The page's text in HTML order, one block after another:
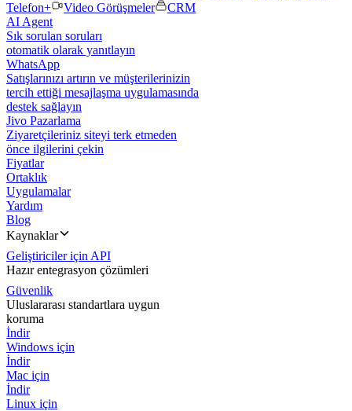
Telefon+
Video Görüşmeler
CRM
AI Agent
Sık sorulan soruları
otomatik olarak yanıtlayın
WhatsApp
Satışlarınızı artırın ve müşterilerinizin
tercih ettiği mesajlaşma uygulamasında
destek sağlayın
Jivo Pazarlama
Ziyaretçileriniz siteyi terk etmeden
önce ilgilerini çekin
Fiyatlar
Ortaklık
Uygulamalar
Yardım
Blog
Kaynaklar
Geliştiriciler için API
Hazır entegrasyon çözümleri
Güvenlik
Uluslararası standartlara uygun
koruma
İndir
Windows için
İndir
Mac için
İndir
Linux için